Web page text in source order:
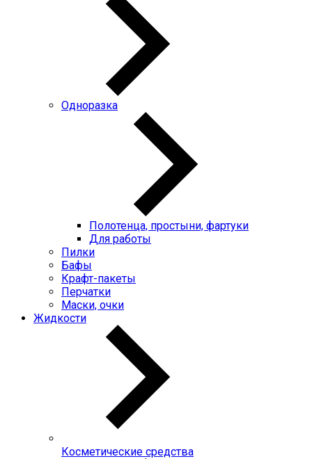
Одноразка
Полотенца, простыни, фартуки
Для работы
Пилки
Бафы
Крафт-пакеты
Перчатки
Маски, очки
Жидкости
Косметические средства